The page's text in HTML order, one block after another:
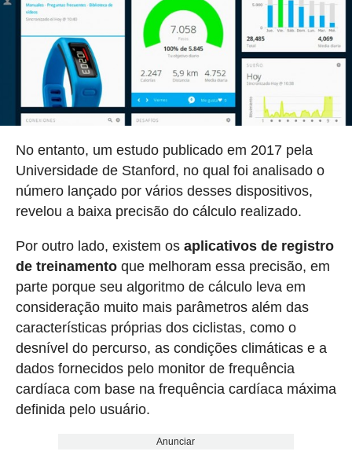
No entanto, um estudo publicado em 2017 pela
Universidade de Stanford, no qual foi analisado o
número lançado por vários desses dispositivos,
revelou a baixa precisão do cálculo realizado.
Por outro lado, existem os aplicativos de registro
de treinamentoque melhoram essa precisão, em
parte porque seu algoritmo de cálculo leva em
consideração muito mais parâmetros além das
características próprias dos ciclistas, como o
desnível do percurso, as condições climáticas e a
dados fornecidos pelo monitor de frequência
cardíaca com base na frequência cardíaca máxima
definida pelo usuário.
Anunciar